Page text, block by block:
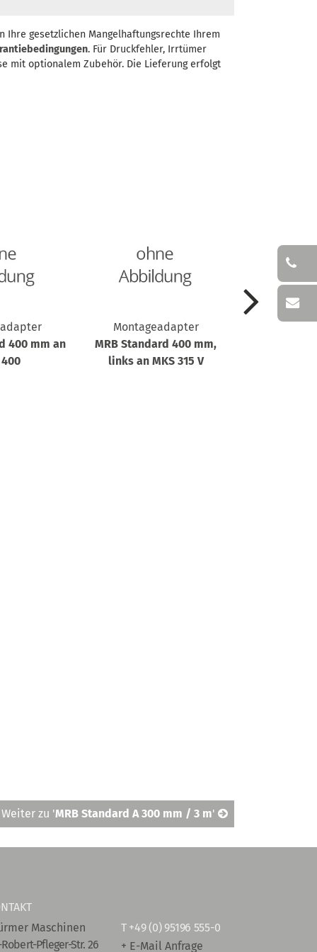
gesetzlichen Mangelhaftungsrechte Ihrem
. Für Druckfehler, Irrtümer
mit optionalem Zubehör. Die Lieferung erfolgt
400 mm an
400
Montageadapter
MRB Standard 400 mm,
links an MKS 315 V
Weiter zu 'MRB Standard A 300 mm / 3 m'
Maschinen
Robert-Pfleger-Str. 26
T +49 (0) 95196 555-0
+ E-Mail Anfrage